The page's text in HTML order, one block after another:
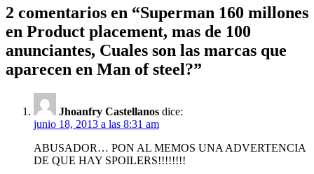
2 comentarios en “Superman 160 millones
en Product placement, mas de 100
anunciantes, Cuales son las marcas que
aparecen en Man of steel?”
Jhoanfry Castellanos dice:
junio 18, 2013 a las 8:31 am
ABUSADOR… PON AL MEMOS UNA ADVERTENCIA
DE QUE HAY SPOILERS!!!!!!!!